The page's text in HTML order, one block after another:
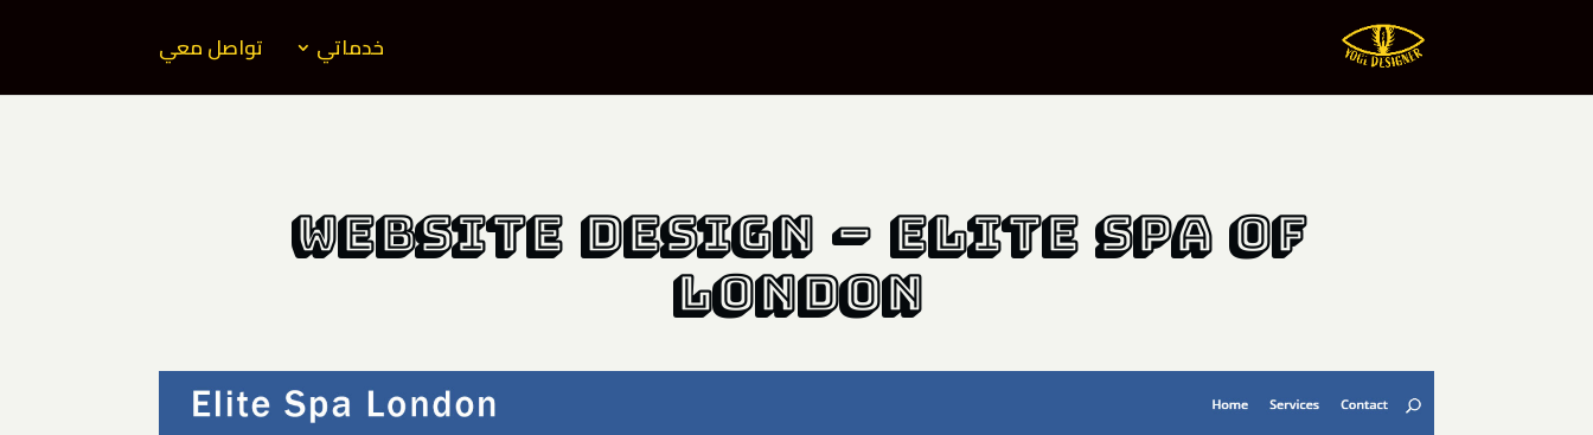
خدماتي تواصل معي
Website Design – Elite Spa of
London